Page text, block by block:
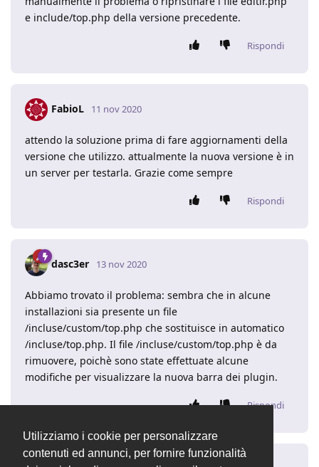
Utilizziamo i cookie per personalizzare
contenuti ed annunci, per fornire funzionalità
e include/top.php della versione precedente.
Rispondi
FabioL 11 nov 2020
attendo la soluzione prima di fare aggiornamenti della
versione che utilizzo. attualmente la nuova versione è in
un server per testarla. Grazie come sempre
Rispondi
dasc3er 13 nov 2020
Abbiamo trovato il problema: sembra che in alcune
installazioni sia presente un file
/incluse/custom/top.php che sostituisce in automatico
/incluse/top.php. Il file /incluse/custom/top.php è da
rimuovere, poichè sono state effettuate alcune
modifiche per visualizzare la nuova barra dei plugin.
Rispondi